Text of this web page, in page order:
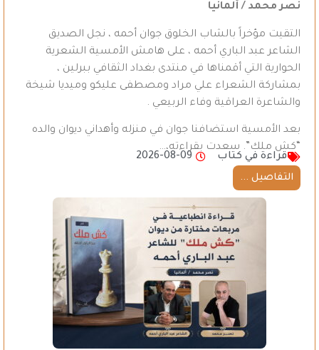
نصر محمد / ألمانيا
التقيت مؤخراً بالشاب الخلوق جوان أحمه ، نجل الصديق
الشاعر عبد الباري أحمه ، على هامش الأمسية الشعرية
الحوارية التي أقمناها في منتدى بغداد الثقافي ببرلين ،
بمشاركة الشعراء علي مراد ومصطفى عليكو وميديا شيخة
والشاعرة العراقية وفاء الربيعي .
بعد الأمسية استضافنا جوان في منزله وأهداني ديوان والده
“كش ملك”. سعدت بقراءته،…
قراءة في كتاب
2026-08-09
التفاصيل ...